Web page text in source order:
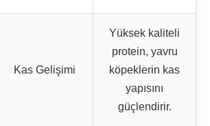
Kas Gelişimi
Yüksek kaliteli
protein, yavru
köpeklerin kas
yapısını
güçlendirir.